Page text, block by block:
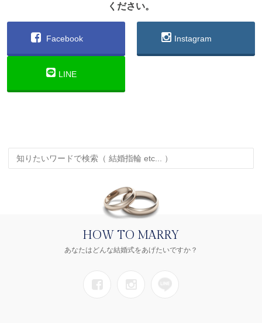
ください。
Facebook Instagram
LINE
HOW TO MARRY
あなたはどんな結婚式をあげたいですか？